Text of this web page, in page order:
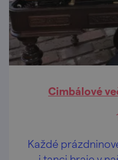
Cimbálové
Každé